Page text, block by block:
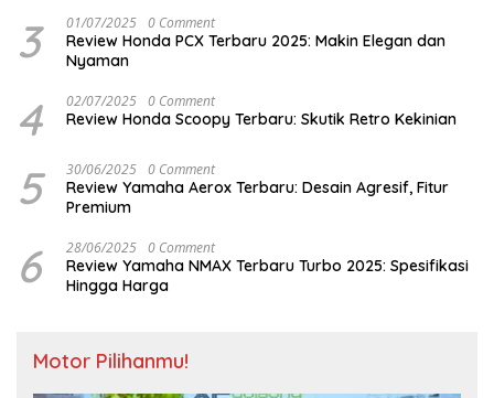
3 01/07/2025 0 Comment
Review Honda PCX Terbaru 2025: Makin Elegan dan
Nyaman
4 02/07/2025 0 Comment
Review Honda Scoopy Terbaru: Skutik Retro Kekinian
5 30/06/2025 0 Comment
Review Yamaha Aerox Terbaru: Desain Agresif, Fitur
Premium
6 28/06/2025 0 Comment
Review Yamaha NMAX Terbaru Turbo 2025: Spesifikasi
Hingga Harga
Motor Pilihanmu!